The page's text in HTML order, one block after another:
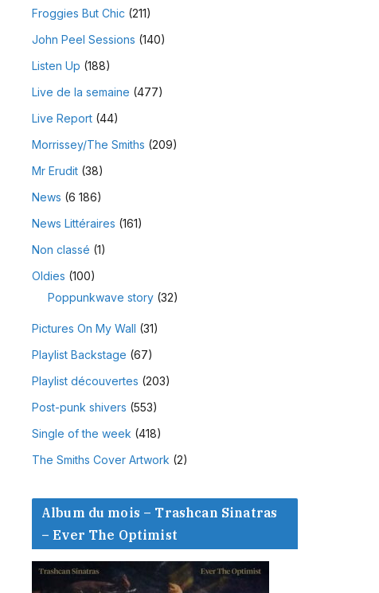
Froggies But Chic (211)
John Peel Sessions (140)
Listen Up (188)
Live de la semaine (477)
Live Report(44)
Morrissey/The Smiths (209)
Mr Erudit(38)
News (6 186)
News Littéraires (161)
Non classé (1)
Oldies (100)
Poppunkwave story(32)
Pictures On My Wall (31)
Playlist Backstage (67)
Playlist découvertes (203)
Post-punk shivers (553)
Single of the week (418)
The Smiths Cover Artwork (2)
Album du mois – Trashcan Sinatras
– Ever The Optimist